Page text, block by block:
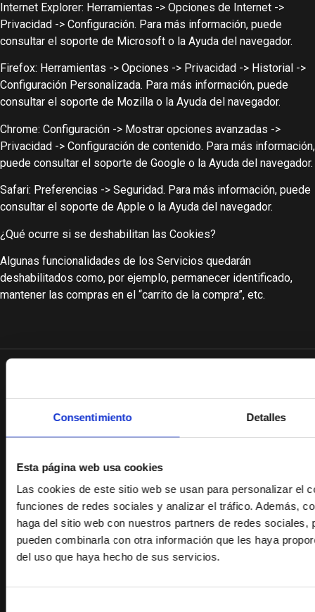
Consentimiento Detalles
Esta página web usa cookies
Las cookies de este sitio web se usan para personalizar el
funciones de redes sociales y analizar el tráfico. Además,
haga del sitio web con nuestros partners de redes sociales,
pueden combinarla con otra información que les haya
del uso que haya hecho de sus servicios.
Internet Explorer: Herramientas -> Opciones de Internet ->
Privacidad -> Configuración. Para más información, puede
consultar el soporte de Microsoft o la Ayuda del navegador.
Firefox: Herramientas -> Opciones -> Privacidad -> Historial ->
Configuración Personalizada. Para más información, puede
consultar el soporte de Mozilla o la Ayuda del navegador.
Chrome: Configuración -> Mostrar opciones avanzadas ->
Privacidad -> Configuración de contenido. Para más información,
puede consultar el soporte de Google o la Ayuda del navegador.
Safari: Preferencias -> Seguridad. Para más información, puede
consultar el soporte de Apple o la Ayuda del navegador.
¿Qué ocurre si se deshabilitan las Cookies?
Algunas funcionalidades de los Servicios quedarán
deshabilitados como, por ejemplo, permanecer identificado,
mantener las compras en el “carrito de la compra”, etc.
Información
Inicio
Emilio García Roca
Contacto
Blog